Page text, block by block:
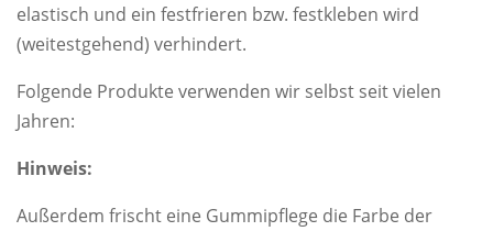
elastisch und ein festfrieren bzw. festkleben wird
(weitestgehend) verhindert.
Folgende Produkte verwenden wir selbst seit vielen
Jahren:
Hinweis:
Außerdem frischt eine Gummipflege die Farbe der